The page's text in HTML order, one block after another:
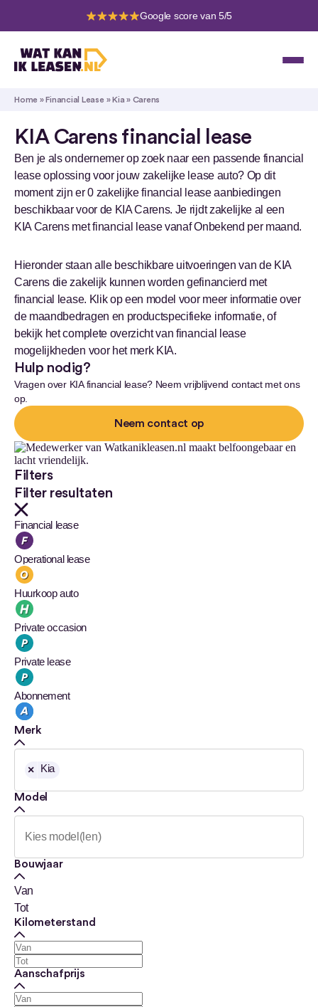
Google score van 5/5
Home »Financial Lease »Kia » Carens
KIA Carens financial lease
Ben je als ondernemer op zoek naar een passende financial
lease oplossing voor jouw zakelijke lease auto? Op dit
moment zijn er 0 zakelijke financial lease aanbiedingen
beschikbaar voor de KIA Carens. Je rijdt zakelijke al een
KIA Carens met financial lease vanaf Onbekend per maand.
Hieronder staan alle beschikbare uitvoeringen van de KIA
Carens die zakelijk kunnen worden gefinancierd met
financial lease. Klik op een model voor meer informatie over
de maandbedragen en productspecifieke informatie, of
bekijk het complete overzicht van financial lease
mogelijkheden voor het merk KIA.
Hulp nodig?
Vragen over KIA financial lease? Neem vrijblijvend contact met ons
op.
Neem contact op
Filters
Filter resultaten
Financial lease
Operational lease
Huurkoop auto
Private occasion
Private lease
Abonnement
Merk
× Kia
Model
Bouwjaar
Van
Tot
Kilometerstand
Aanschafprijs